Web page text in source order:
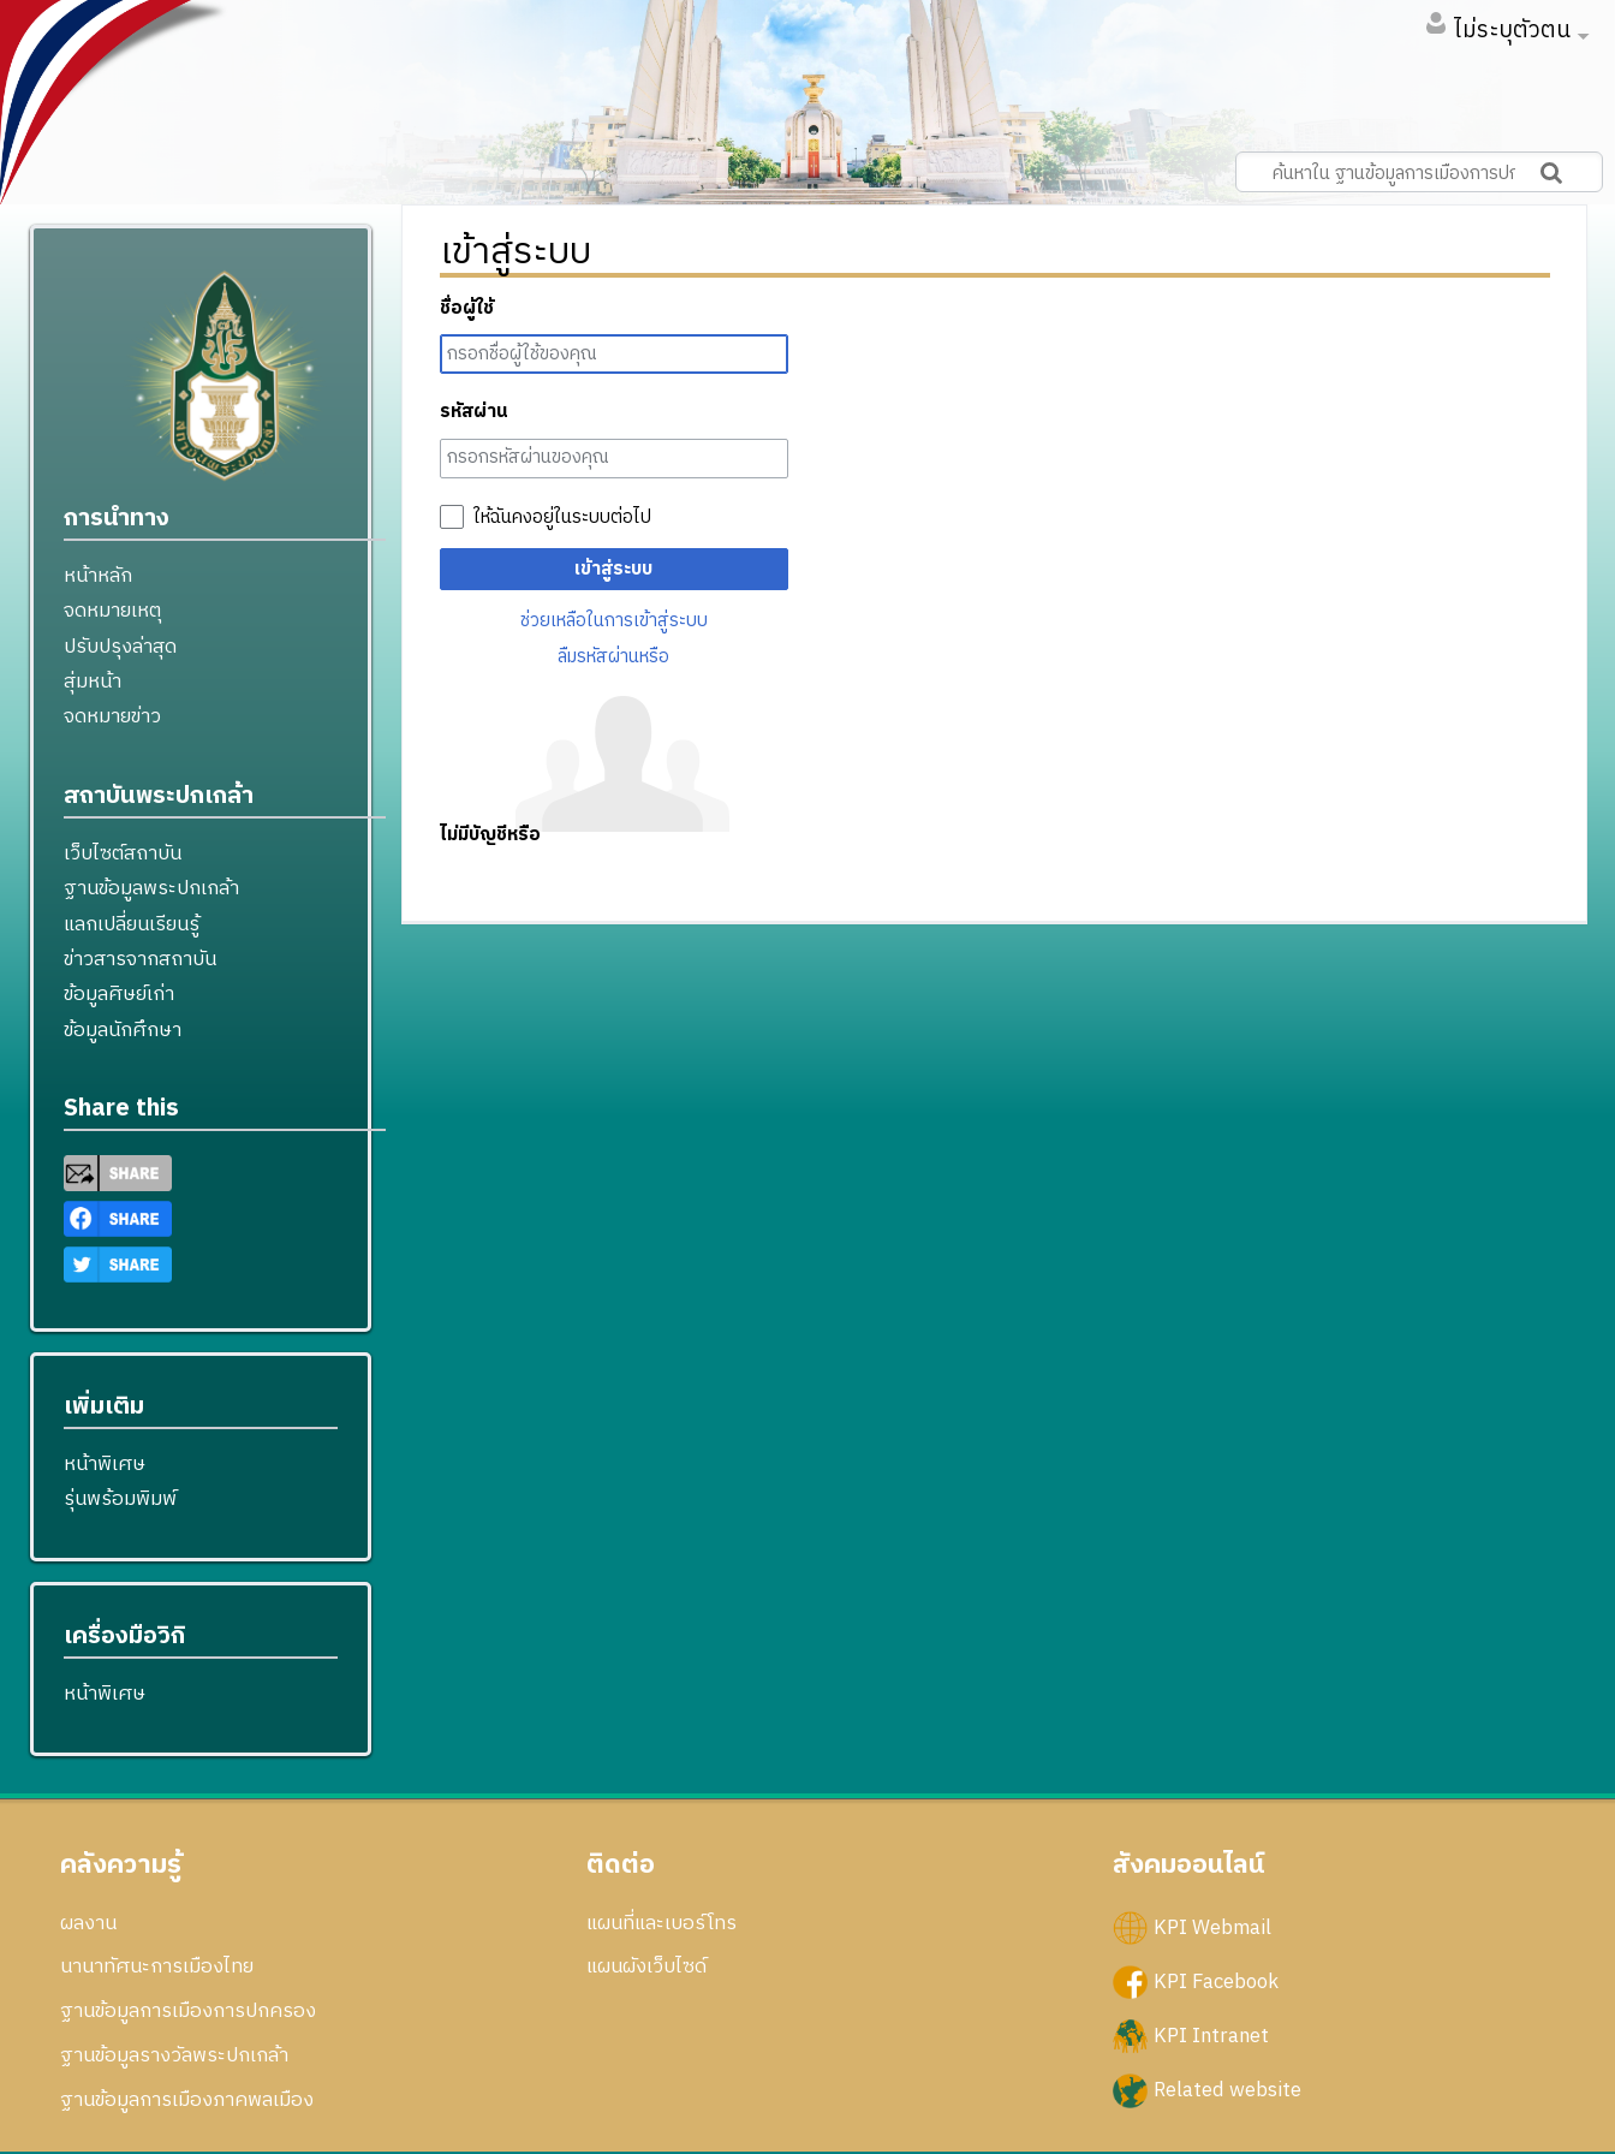
ไม่ระบุตัวตน
เข้าสู่ระบบ
ชื่อผู้ใช้
รหัสผ่าน
ให้ฉันคงอยู่ในระบบต่อไป
เข้าสู่ระบบ
ช่วยเหลือในการเข้าสู่ระบบ
ลืมรหัสผ่านหรือ
ไม่มีบัญชีหรือ
การนำทาง
หน้าหลัก
จดหมายเหตุ
ปรับปรุงล่าสุด
สุ่มหน้า
จดหมายข่าว
สถาบันพระปกเกล้า
เว็บไซต์สถาบัน
ฐานข้อมูลพระปกเกล้า
แลกเปลี่ยนเรียนรู้
ข่าวสารจากสถาบัน
ข้อมูลศิษย์เก่า
ข้อมูลนักศึกษา
Share this
เพิ่มเติม
หน้าพิเศษ
รุ่นพร้อมพิมพ์
เครื่องมือวิกิ
หน้าพิเศษ
คลังความรู้
ผลงาน
นานาทัศนะการเมืองไทย
ฐานข้อมูลการเมืองการปกครอง
ฐานข้อมูลรางวัลพระปกเกล้า
ฐานข้อมูลการเมืองภาคพลเมือง
ติดต่อ
แผนที่และเบอร์โทร
แผนผังเว็บไซด์
สังคมออนไลน์
KPI Webmail
KPI Facebook
KPI Intranet
Related website